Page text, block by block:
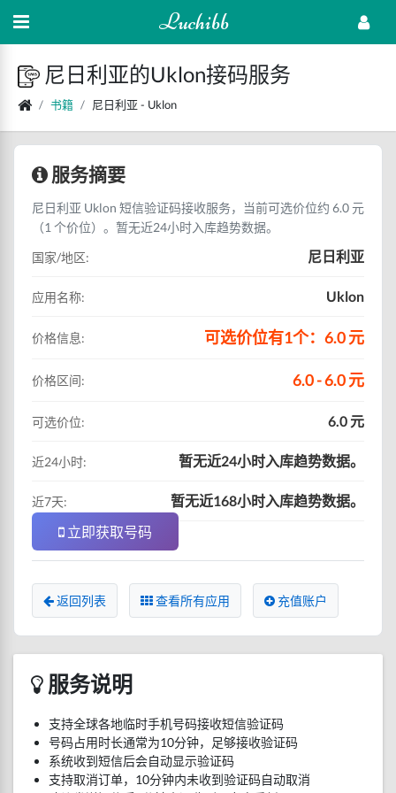
Luchibb
尼日利亚的Uklon接码服务
书籍 尼日利亚 - Uklon
服务摘要
尼日利亚 Uklon 短信验证码接收服务，当前可选价位约 6.0 元
（1 个价位）。暂无近24小时入库趋势数据。
国家/地区:
尼日利亚
应用名称: Uklon
价格信息: 可选价位有1个：6.0 元
价格区间: 6.0 - 6.0 元
可选价位: 6.0 元
近24小时: 暂无近24小时入库趋势数据。
近7天:
暂无近168小时入库趋势数据。
立即获取号码
返回列表 查看所有应用 充值账户
服务说明
支持全球各地临时手机号码接收短信验证码
号码占用时长通常为10分钟，足够接收验证码
系统收到短信后会自动显示验证码
支持取消订单，10分钟内未收到验证码自动取消